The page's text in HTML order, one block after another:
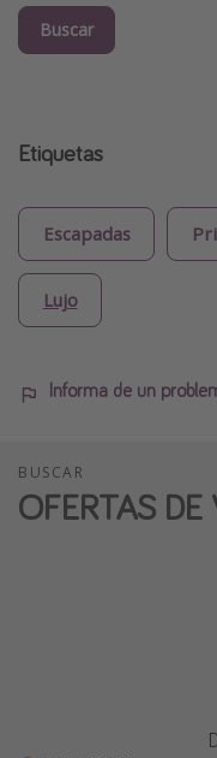
Buscar
Etiquetas
Escapadas
Lujo
Informa de un
BUSCAR
OFERTAS DE